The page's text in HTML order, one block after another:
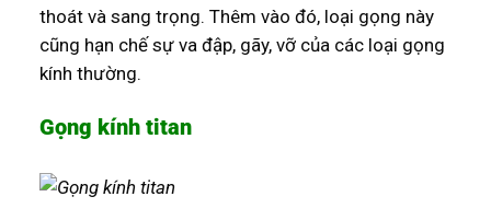
thoát và sang trọng. Thêm vào đó, loại gọng này
cũng hạn chế sự va đập, gãy, vỡ của các loại gọng
kính thường.
Gọng kính titan